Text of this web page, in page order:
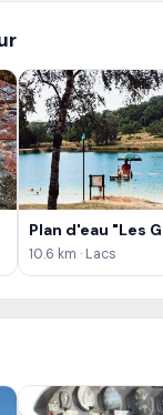
Plan d'eau "Les
10.6 km · Lacs